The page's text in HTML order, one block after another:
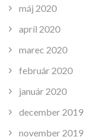
máj 2020
apríl 2020
marec 2020
február 2020
január 2020
december 2019
november 2019